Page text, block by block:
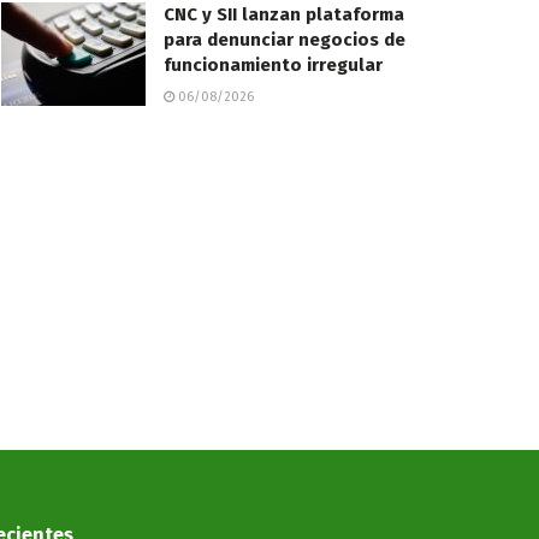
CNC y SII lanzan plataforma
para denunciar negocios de
funcionamiento irregular
06/08/2026